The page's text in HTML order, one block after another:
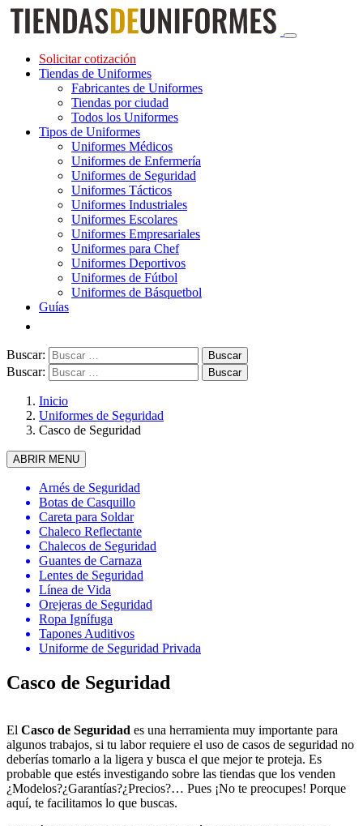
Solicitar cotización
Tiendas de Uniformes
Fabricantes de Uniformes
Tiendas por ciudad
Todos los Uniformes
Tipos de Uniformes
Uniformes Médicos
Uniformes de Enfermería
Uniformes de Seguridad
Uniformes Tácticos
Uniformes Industriales
Uniformes Escolares
Uniformes Empresariales
Uniformes para Chef
Uniformes Deportivos
Uniformes de Fútbol
Uniformes de Básquetbol
Guías
Buscar:
Buscar:
Inicio
Uniformes de Seguridad
Casco de Seguridad
ABRIR MENU
Arnés de Seguridad
Botas de Casquillo
Careta para Soldar
Chaleco Reflectante
Chalecos de Seguridad
Guantes de Carnaza
Lentes de Seguridad
Línea de Vida
Orejeras de Seguridad
Ropa Ignífuga
Tapones Auditivos
Uniforme de Seguridad Privada
Casco de Seguridad
El Casco de Seguridad es una herramienta muy importante para
algunos trabajos, si tu labor requiere el uso de casos de seguridad no
deberías tomarlo a la ligera y busca el que mejor te proteja. Es
probable que estés investigando sobre las tiendas que los venden
¿Modelos?¿Garantías?¿Precios?… Pues ¡No te preocupes! Porque
aquí, te facilitamos lo que buscas.